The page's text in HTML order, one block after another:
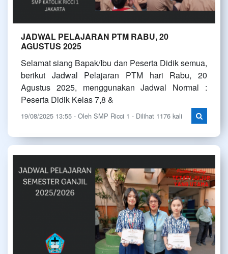
JADWAL PELAJARAN PTM RABU, 20
AGUSTUS 2025
Selamat siang Bapak/Ibu dan Peserta Didik semua,
berikut Jadwal Pelajaran PTM hari Rabu, 20
Agustus 2025, menggunakan Jadwal Normal :
Peserta Didik Kelas 7,8 &
19/08/2025 13:55 - Oleh SMP Ricci 1 - Dilihat 1176 kali